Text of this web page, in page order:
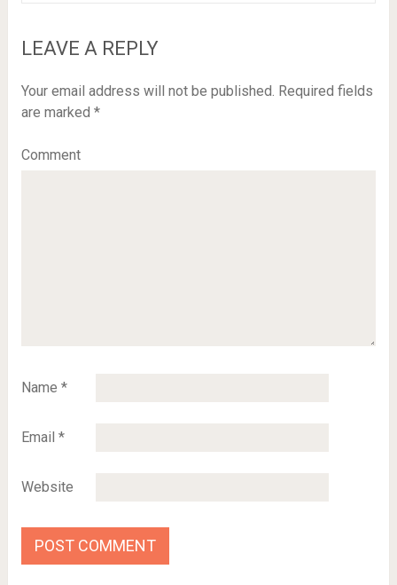
LEAVE A REPLY
Your email address will not be published. Required fields
are marked *
Comment
Name *
Email *
Website